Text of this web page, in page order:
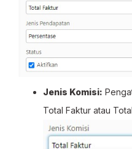
Jenis Komisi:
Total Faktur atau